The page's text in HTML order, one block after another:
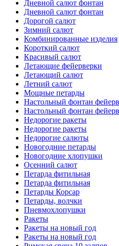
Дневной салют фонтан
Дневной салют фонтан
Дорогой салют
Зимний салют
Комбинированные изделия
Короткий салют
Красивый салют
Летающие фейерверки
Летающий салют
Летний салют
Мощные петарды
Настольный фонтан
Настольный фонтан
Недорогие ракеты
Недорогие ракеты
Недорогие салюты
Новогодние петарды
Новогодние хлопушки
Осенний салют
Петарда фитильная
Петарда фитильная
Петарды Корсар
Петарды, волчки
Пневмохлопушки
Ракеты
Ракеты на новый год
Ракеты на новый год